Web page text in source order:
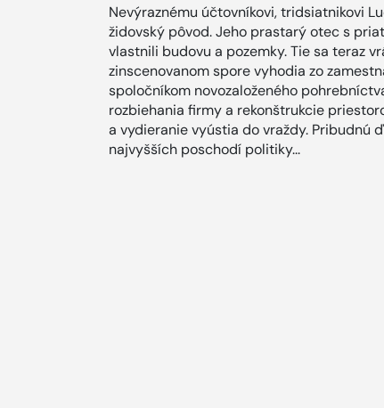
Nevýraznému účtovníkovi, tridsiatnikovi
židovský pôvod. Jeho prastarý otec s
vlastnili budovu a pozemky. Tie sa teraz
zinscenovanom spore vyhodia zo
spoločníkom novozaloženého
rozbiehania firmy a rekonštrukcie
a vydieranie vyústia do vraždy. Pribudnú
najvyšších poschodí politiky...